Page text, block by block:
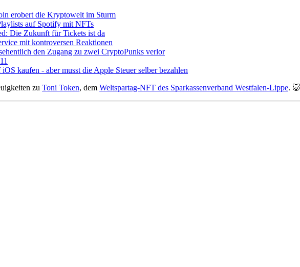
erobert die Kryptowelt im Sturm
auf Spotify mit NFTs
Die Zukunft für Tickets ist da
mit kontroversen Reaktionen
den Zugang zu zwei CryptoPunks verlor
kaufen - aber musst die Apple Steuer selber bezahlen
zu Toni Token, dem Weltspartag-NFT des Sparkassenverband Westfalen-Lippe. 🐷